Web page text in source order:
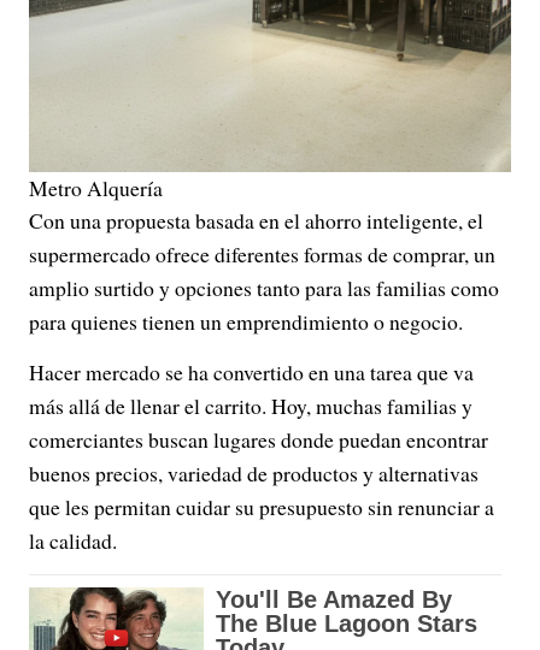
Metro Alquería
Con una propuesta basada en el ahorro inteligente, el
supermercado ofrece diferentes formas de comprar, un
amplio surtido y opciones tanto para las familias como
para quienes tienen un emprendimiento o negocio.
Hacer mercado se ha convertido en una tarea que va
más allá de llenar el carrito. Hoy, muchas familias y
comerciantes buscan lugares donde puedan encontrar
buenos precios, variedad de productos y alternativas
que les permitan cuidar su presupuesto sin renunciar a
la calidad.